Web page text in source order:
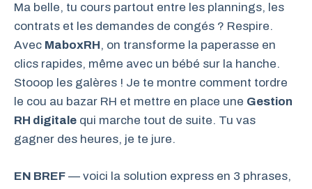
Ma belle, tu cours partout entre les plannings, les
contrats et les demandes de congés ? Respire.
Avec MaboxRH, on transforme la paperasse en
clics rapides, même avec un bébé sur la hanche.
Stooop les galères ! Je te montre comment tordre
le cou au bazar RH et mettre en place une Gestion
RH digitale qui marche tout de suite. Tu vas
gagner des heures, je te jure.
EN BREF — voici la solution express en 3 phrases,